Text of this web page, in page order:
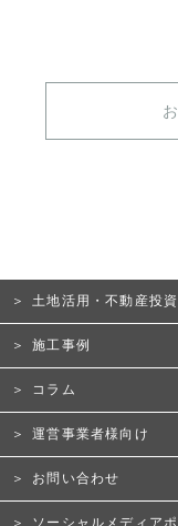
土地活用・不動産投資
施工事例
コラム
運営事業者様向け
お問い合わせ